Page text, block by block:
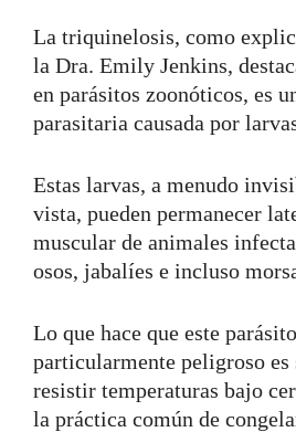
La triquinelosis, como
la Dra. Emily Jenkins,
en parásitos zoonóticos, es
parasitaria causada por
Estas larvas, a menudo
vista, pueden permanecer
muscular de animales
osos, jabalíes e incluso
Lo que hace que este
particularmente peligroso es
resistir temperaturas bajo
la práctica común de